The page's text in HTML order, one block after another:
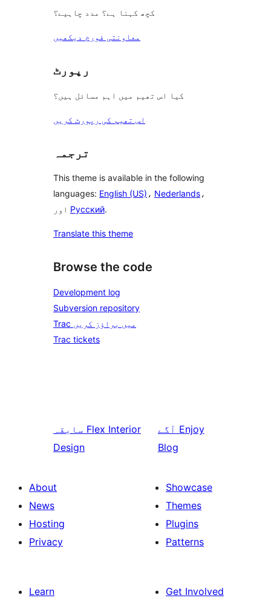
کچھ کہنا ہے؟ مدد چاہیے؟
معاونتی فورم دیکھیں
رپورٹ
کیا اس تھیم میں اہم مسائل ہیں؟
اس تھیم کی رپورٹ کریں
ترجمہ
This theme is available in the following
languages: English (US) ، Nederlands،
Русский.
Translate this theme
Browse the code
Development log
Subversion repository
Trac میں براؤز کریں
Trac tickets
سابقہ Flex Interior
Design
آگے Enjoy
Blog
About
News
Hosting
Privacy
Showcase
Themes
Plugins
Patterns
Learn
Get Involved